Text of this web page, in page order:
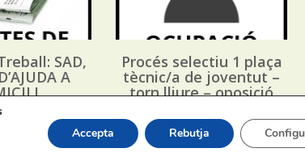
SAD,
A
Procés selectiu 1 plaça
tècnic/a de joventut –
torn lliure – oposició
Accepta Rebutja